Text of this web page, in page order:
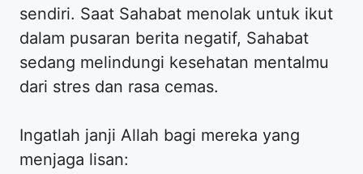
sendiri. Saat Sahabat menolak untuk ikut
dalam pusaran berita negatif, Sahabat
sedang melindungi kesehatan mentalmu
dari stres dan rasa cemas.
​Ingatlah janji Allah bagi mereka yang
menjaga lisan: